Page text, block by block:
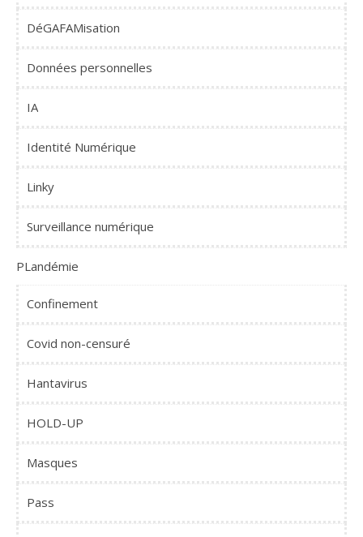
DéGAFAMisation
Données personnelles
IA
Identité Numérique
Linky
Surveillance numérique
PLandémie
Confinement
Covid non-censuré
Hantavirus
HOLD-UP
Masques
Pass